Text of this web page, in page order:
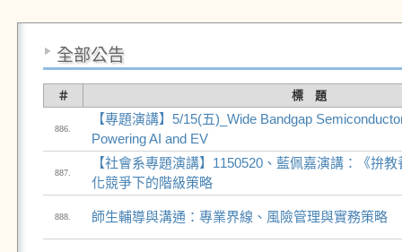
全部公告
＃ 標 題
886.
【專題演講】5/15(五)_Wide Bandgap
Powering AI and EV
887.
【社會系專題演講】1150520、藍佩嘉演講：《拚
化競爭下的階級策略
888. 師生輔導與溝通：專業界線、風險管理與實務策略